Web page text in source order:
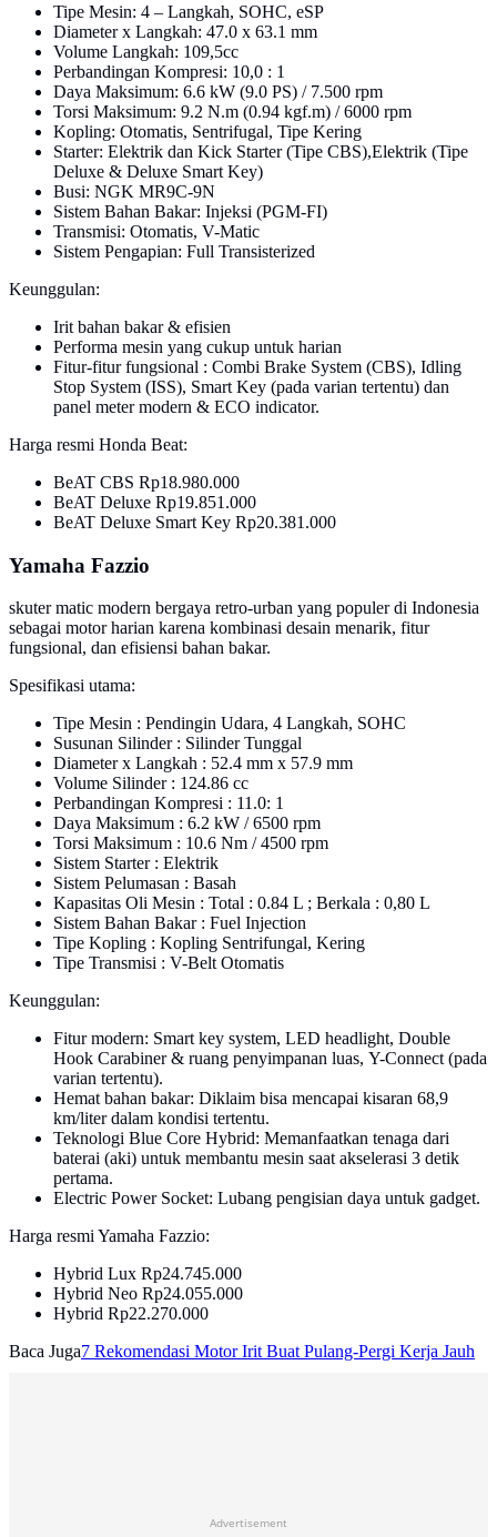
Tipe Mesin: 4 – Langkah, SOHC, eSP
Diameter x Langkah: 47.0 x 63.1 mm
Volume Langkah: 109,5cc
Perbandingan Kompresi: 10,0 : 1
Daya Maksimum: 6.6 kW (9.0 PS) / 7.500 rpm
Torsi Maksimum: 9.2 N.m (0.94 kgf.m) / 6000 rpm
Kopling: Otomatis, Sentrifugal, Tipe Kering
Starter: Elektrik dan Kick Starter (Tipe CBS),Elektrik (Tipe
Deluxe & Deluxe Smart Key)
Busi: NGK MR9C-9N
Sistem Bahan Bakar: Injeksi (PGM-FI)
Transmisi: Otomatis, V-Matic
Sistem Pengapian: Full Transisterized
Keunggulan:
Irit bahan bakar & efisien
Performa mesin yang cukup untuk harian
Fitur-fitur fungsional : Combi Brake System (CBS), Idling
Stop System (ISS), Smart Key (pada varian tertentu) dan
panel meter modern & ECO indicator.
Harga resmi Honda Beat:
BeAT CBS Rp18.980.000
BeAT Deluxe Rp19.851.000
BeAT Deluxe Smart Key Rp20.381.000
Yamaha Fazzio
skuter matic modern bergaya retro-urban yang populer di Indonesia
sebagai motor harian karena kombinasi desain menarik, fitur
fungsional, dan efisiensi bahan bakar.
Spesifikasi utama:
Tipe Mesin : Pendingin Udara, 4 Langkah, SOHC
Susunan Silinder : Silinder Tunggal
Diameter x Langkah : 52.4 mm x 57.9 mm
Volume Silinder : 124.86 cc
Perbandingan Kompresi : 11.0: 1
Daya Maksimum : 6.2 kW / 6500 rpm
Torsi Maksimum : 10.6 Nm / 4500 rpm
Sistem Starter : Elektrik
Sistem Pelumasan : Basah
Kapasitas Oli Mesin : Total : 0.84 L ; Berkala : 0,80 L
Sistem Bahan Bakar : Fuel Injection
Tipe Kopling : Kopling Sentrifungal, Kering
Tipe Transmisi : V-Belt Otomatis
Keunggulan:
Fitur modern: Smart key system, LED headlight, Double
Hook Carabiner & ruang penyimpanan luas, Y-Connect (pada
varian tertentu).
Hemat bahan bakar: Diklaim bisa mencapai kisaran 68,9
km/liter dalam kondisi tertentu.
Teknologi Blue Core Hybrid: Memanfaatkan tenaga dari
baterai (aki) untuk membantu mesin saat akselerasi 3 detik
pertama.
Electric Power Socket: Lubang pengisian daya untuk gadget.
Harga resmi Yamaha Fazzio:
Hybrid Lux Rp24.745.000
Hybrid Neo Rp24.055.000
Hybrid Rp22.270.000
Baca Juga7 Rekomendasi Motor Irit Buat Pulang-Pergi Kerja Jauh
Advertisement